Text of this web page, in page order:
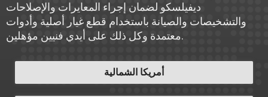
ديفيلسكو لضمان إجراء المعايرات والإصلاحات
والتشخيصات والصيانة باستخدام قطع غيار أصلية وأدوات
معتمدة وكل ذلك على أيدي فنيين مؤهلين.
أمريكا الشمالية